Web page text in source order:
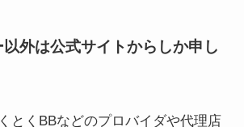
以外は公式サイトからしか申し
とくBBなどのプロバイダや代理店